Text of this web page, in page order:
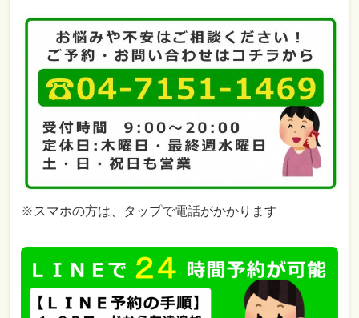
※スマホの方は、タップで電話がかかります